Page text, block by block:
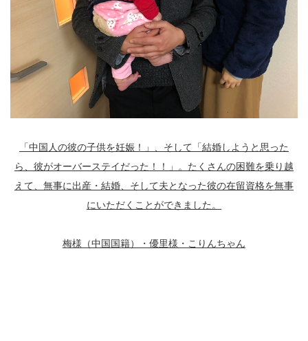
「中国人の彼の子供を妊娠！」、そして「結婚しようと思った
ら、彼がオーバーステイだった！！」。たくさんの困難を乗り越
えて、無事に出産・結婚、そして夫となった彼の在留資格を無事
にいただくことができました。
梅様（中国国籍）・優里様・こりんちゃん